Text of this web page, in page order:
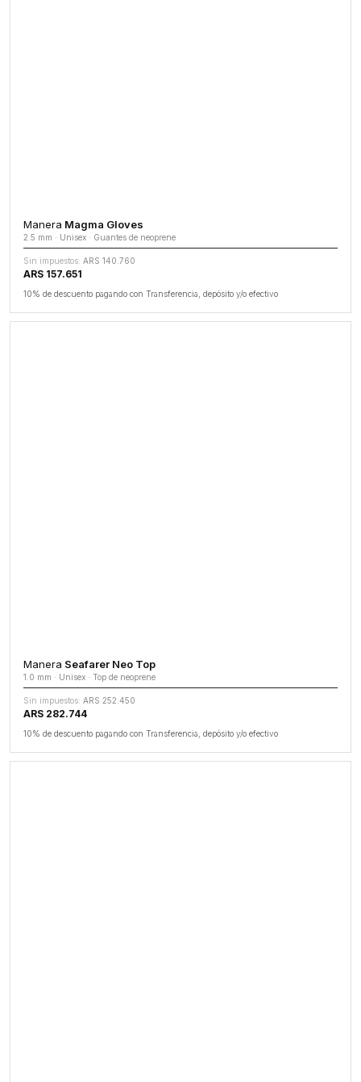
Manera Magma Gloves
2.5 mm · Unisex · Guantes de neoprene
Sin impuestos: ARS 140.760
ARS 157.651
10% de descuento pagando con Transferencia, depósito y/o efectivo
Manera Seafarer Neo Top
1.0 mm · Unisex · Top de neoprene
Sin impuestos: ARS 252.450
ARS 282.744
10% de descuento pagando con Transferencia, depósito y/o efectivo